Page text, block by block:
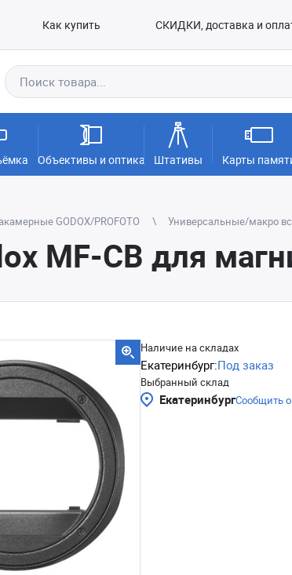
Как купить СКИДКИ, доставка и
Объективы и оптика Штативы Карты
GODOX/PROFOTO Универсальные/макро
MF-CB для
Наличие на складах
Екатеринбург:Под заказ
Выбранный склад
ЕкатеринбургСообщить